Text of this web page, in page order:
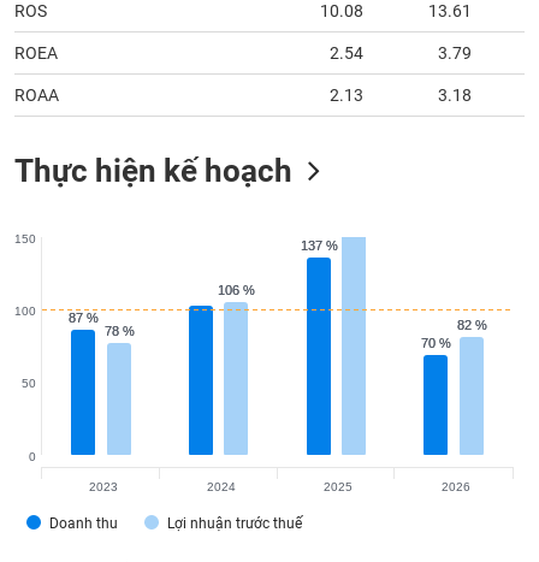
ROS 10.08 13.61
ROEA 2.54 3.79
ROAA 2.13 3.18
Thực hiện kế hoạch
87 %
87 %
137 %
137 %
70 %
70 %
78 %
78 %
106 %
106 %
82 %
82 %
Doanh thu Lợi nhuận trước thuế
0
50
100
150
2023 2024 2025 2026